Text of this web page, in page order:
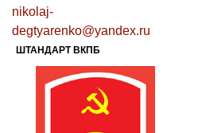
nikolaj-
degtyarenko@yandex.ru
ШТАНДАРТ ВКПБ